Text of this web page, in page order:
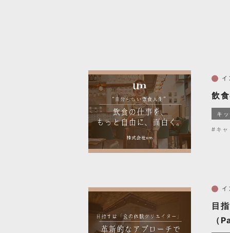
イ
飲
キ
#キャ
イ
目
（